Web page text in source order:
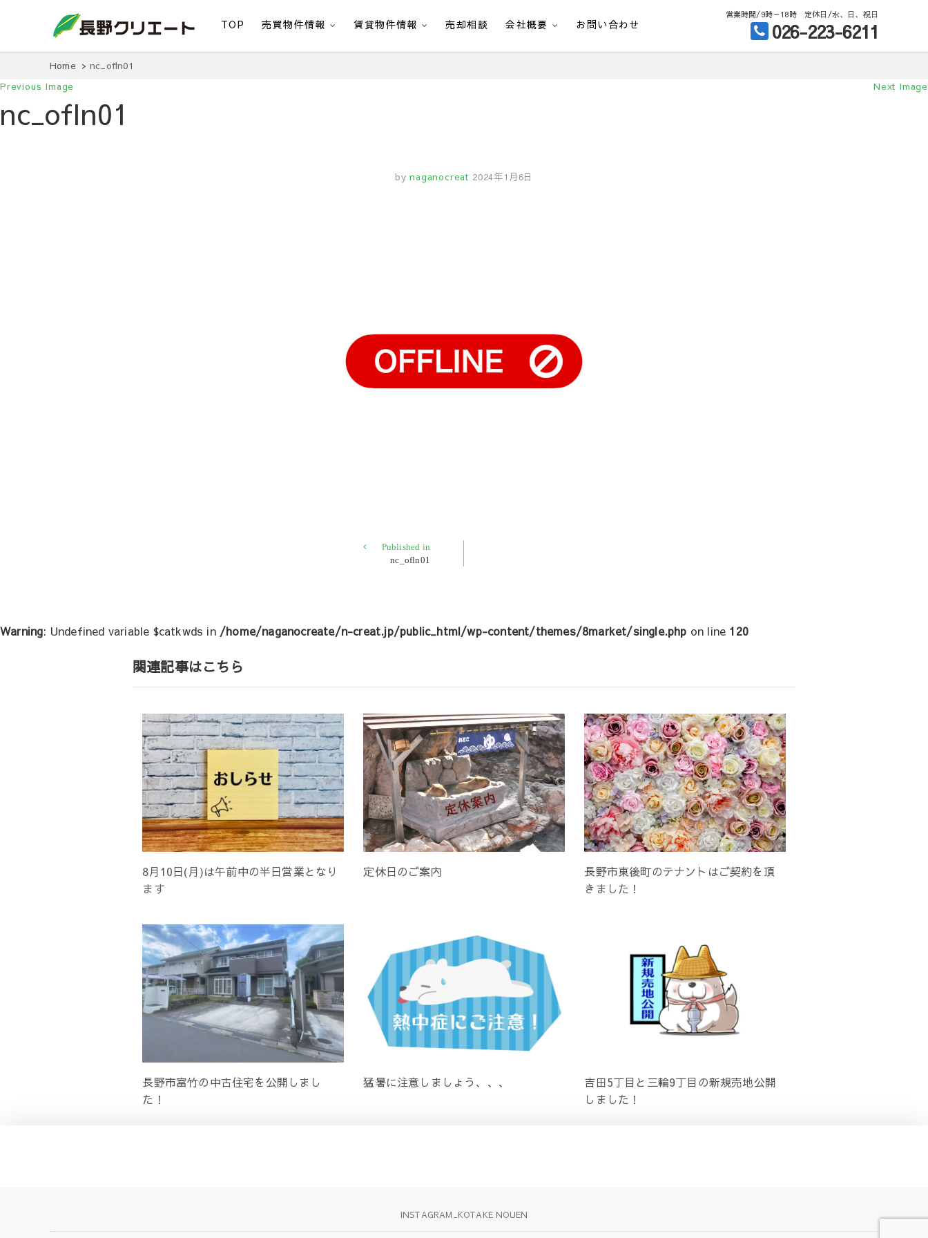
長野クリエート
TOP 売買物件情報 賃貸物件情報 売却相談 会社概要 お問い合わせ
営業時間/9時～18時 定休日/水、日、祝日
026-223-6211
Home nc_ofln01
Previous Image Next Image
nc_ofln01
by naganocreat 2024年1月6日
ー
ョ
ン
Published in
nc_ofln01
Warning: Undefined variable $catkwds in /home/naganocreate/n-creat.jp/public_html/wp-content/themes/8market/single.php on line 120
関連記事はこちら
8月10日(月)は午前中の半日営業となり
ます
定休日のご案内
長野市東後町のテナントはご契約を頂
きました！
長野市富竹の中古住宅を公開しまし
た！
猛暑に注意しましょう、、、
吉田5丁目と三輪9丁目の新規売地公開
しました！
INSTAGRAM_KOTAKE NOUEN